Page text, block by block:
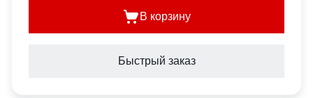
В корзину
Быстрый заказ